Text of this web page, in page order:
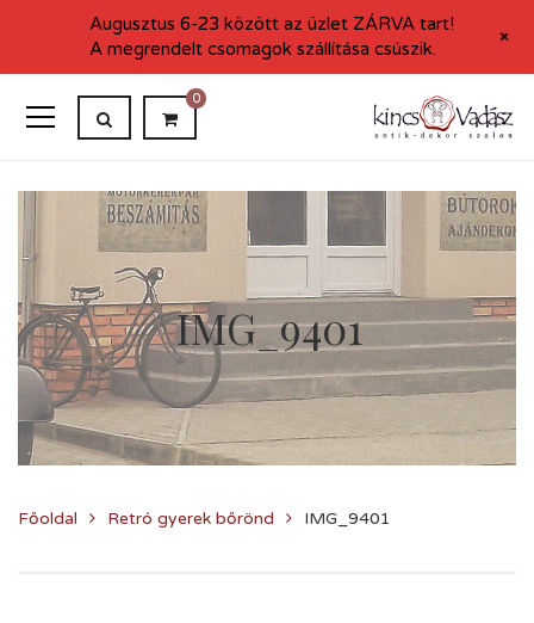
0
IMG_9401
Főoldal Retró gyerek bőrönd IMG_9401
Augusztus 6-23 között az üzlet ZÁRVA tart!
A megrendelt csomagok szállítása csúszik.
+